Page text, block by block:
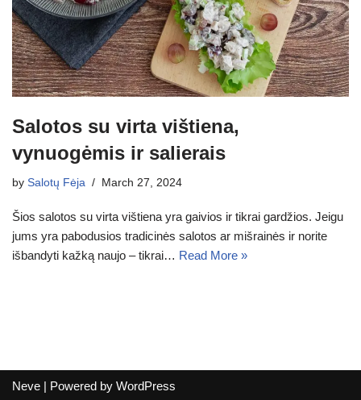
Salotos su virta vištiena,
vynuogėmis ir salierais
by Salotų Fėja March 27, 2024
Šios salotos su virta vištiena yra gaivios ir tikrai gardžios. Jeigu
jums yra pabodusios tradicinės salotos ar mišrainės ir norite
išbandyti kažką naujo – tikrai… Read More »
Neve | Powered by WordPress